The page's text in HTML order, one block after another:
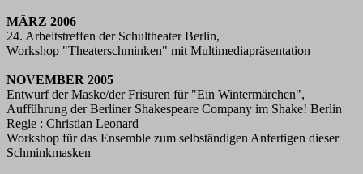
MÄRZ 2006
24. Arbeitstreffen der Schultheater Berlin,
Workshop "Theaterschminken" mit Multimediapräsentation
NOVEMBER 2005
Entwurf der Maske/der Frisuren für "Ein Wintermärchen",
Aufführung der Berliner Shakespeare Company im Shake! Berlin
Regie : Christian Leonard
Workshop für das Ensemble zum selbständigen Anfertigen dieser
Schminkmasken